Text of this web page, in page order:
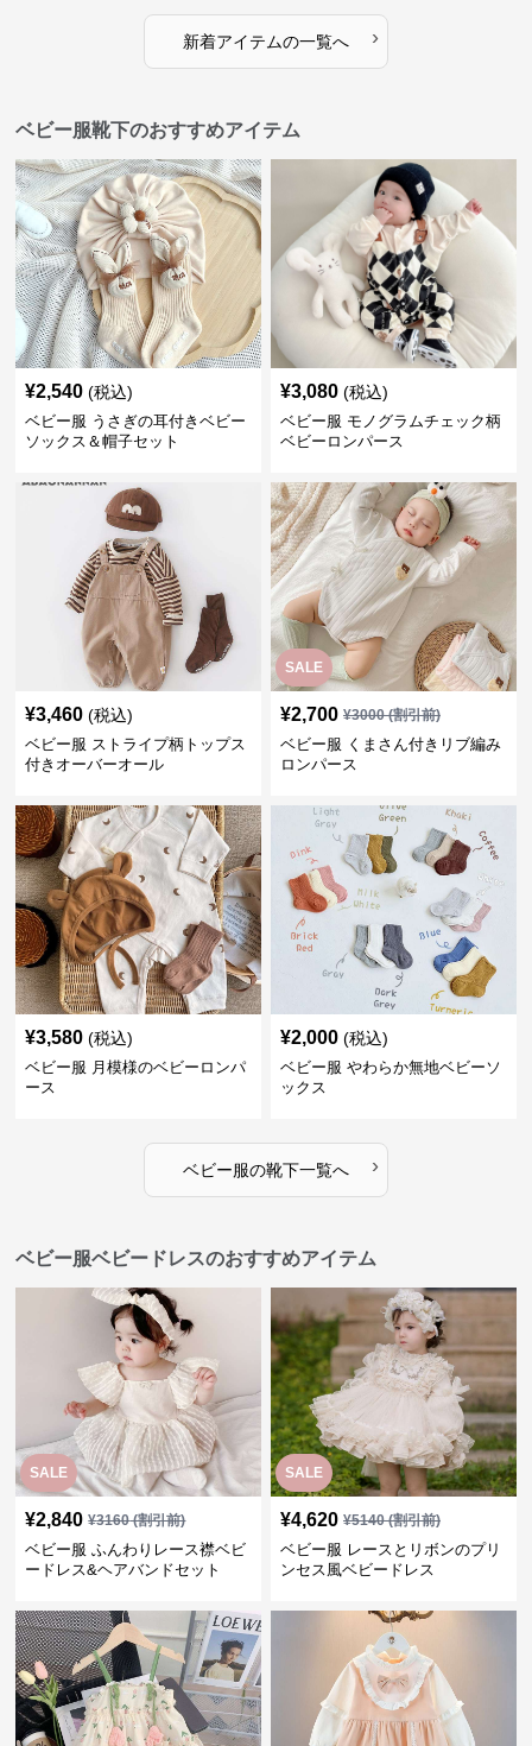
新着アイテムの一覧へ ›
ベビー服靴下のおすすめアイテム
¥2,540 (税込)
ベビー服 うさぎの耳付きベビー
ソックス＆帽子セット
¥3,080 (税込)
ベビー服 モノグラムチェック柄
ベビーロンパース
¥3,460 (税込)
ベビー服 ストライプ柄トップス
付きオーバーオール
SALE
¥2,700 ¥3000(割引前)
ベビー服 くまさん付きリブ編み
ロンパース
¥3,580 (税込)
ベビー服 月模様のベビーロンパ
ース
¥2,000 (税込)
ベビー服 やわらか無地ベビーソ
ックス
ベビー服の靴下一覧へ ›
ベビー服ベビードレスのおすすめアイテム
SALE
¥2,840 ¥3160(割引前)
ベビー服 ふんわりレース襟ベビ
ードレス&ヘアバンドセット
SALE
¥4,620 ¥5140(割引前)
ベビー服 レースとリボンのプリ
ンセス風ベビードレス